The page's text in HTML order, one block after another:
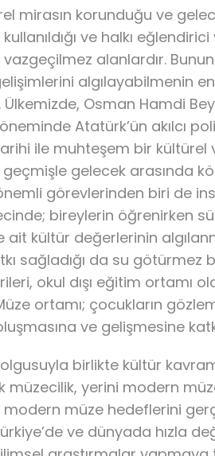
mirasın korunduğu ve
ve halkı
alanlardır.
algılayabilmenin
Osman Hamdi
Atatürk’ün akılcı
tarihi ile muhteşem bir
gelecek arasında
görevlerinden biri de
bireylerin öğrenirken
kültür değerlerinin
sağladığı da su götürmez
okul dışı eğitim ortamı
ortamı; çocukların
ve gelişmesine
birlikte kültür
müzecilik, yerini modern
müze hedeflerini
ve dünyada hızla